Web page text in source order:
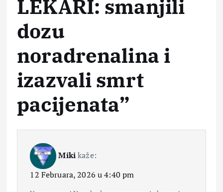
LEKARI: smanjili
dozu
noradrenalina i
izazvali smrt
pacijenata”
Mikikaže:
12 Februara, 2026 u 4:40 pm